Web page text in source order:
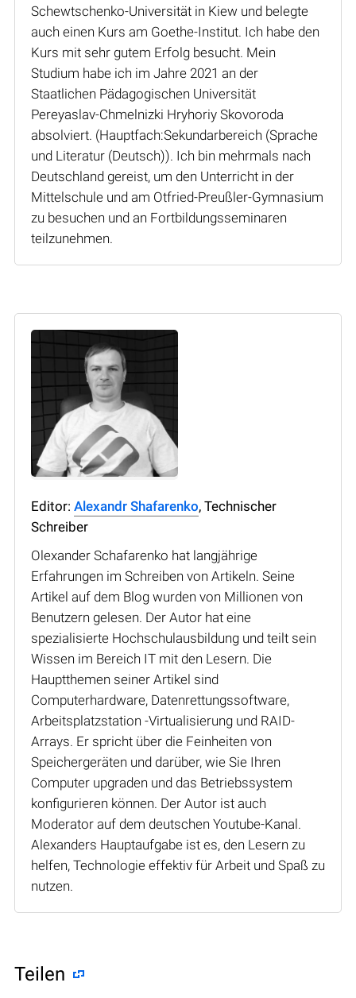
Schewtschenko-Universität in Kiew und belegte
auch einen Kurs am Goethe-Institut. Ich habe den
Kurs mit sehr gutem Erfolg besucht. Mein
Studium habe ich im Jahre 2021 an der
Staatlichen Pädagogischen Universität
Pereyaslav-Chmelnizki Hryhoriy Skovoroda
absolviert. (Hauptfach:Sekundarbereich (Sprache
und Literatur (Deutsch)). Ich bin mehrmals nach
Deutschland gereist, um den Unterricht in der
Mittelschule und am Otfried-Preußler-Gymnasium
zu besuchen und an Fortbildungsseminaren
teilzunehmen.
Editor: Alexandr Shafarenko, Technischer
Schreiber
Olexander Schafarenko hat langjährige
Erfahrungen im Schreiben von Artikeln. Seine
Artikel auf dem Blog wurden von Millionen von
Benutzern gelesen. Der Autor hat eine
spezialisierte Hochschulausbildung und teilt sein
Wissen im Bereich IT mit den Lesern. Die
Hauptthemen seiner Artikel sind
Computerhardware, Datenrettungssoftware,
Arbeitsplatzstation -Virtualisierung und RAID-
Arrays. Er spricht über die Feinheiten von
Speichergeräten und darüber, wie Sie Ihren
Computer upgraden und das Betriebssystem
konfigurieren können. Der Autor ist auch
Moderator auf dem deutschen Youtube-Kanal.
Alexanders Hauptaufgabe ist es, den Lesern zu
helfen, Technologie effektiv für Arbeit und Spaß zu
nutzen.
Teilen